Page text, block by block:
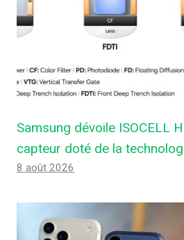
Samsung dévoile ISOCELL
capteur doté de la
8 août 2026